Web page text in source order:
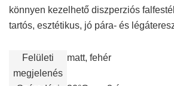
könnyen kezelhető diszperziós
tartós, esztétikus, jó pára- és
Felületi
megjelenés
matt, fehér